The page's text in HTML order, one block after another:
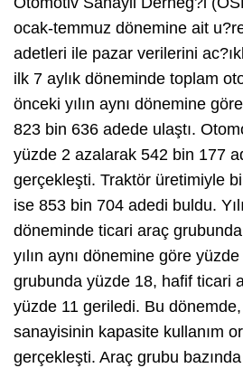
ocak-temmuz dönemine ait
adetleri ile pazar verilerini
ilk 7 aylık döneminde toplam
önceki yılın aynı dönemine
823 bin 636 adede ulaştı.
yüzde 2 azalarak 542 bin 177
gerçekleşti. Traktör üretimiyle
ise 853 bin 704 adedi buldu.
döneminde ticari araç
yılın aynı dönemine göre
grubunda yüzde 18, hafif ticari
yüzde 11 geriledi. Bu
sanayisinin kapasite kullanım
gerçekleşti. Araç grubu